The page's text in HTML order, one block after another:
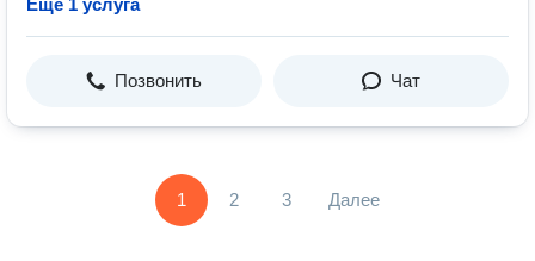
Ещё 1 услуга
Позвонить Чат
1 2 3 Далее